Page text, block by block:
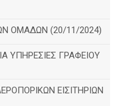
ΟΜΑΔΩΝ (20/11/2024)
ΥΠΗΡΕΣΙΕΣ ΓΡΑΦΕΙΟΥ
ΕΙΣΙΤΗΡΙΩΝ